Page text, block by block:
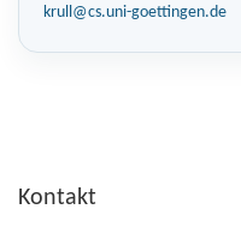
krull@cs.uni-goettingen.de
Kontakt